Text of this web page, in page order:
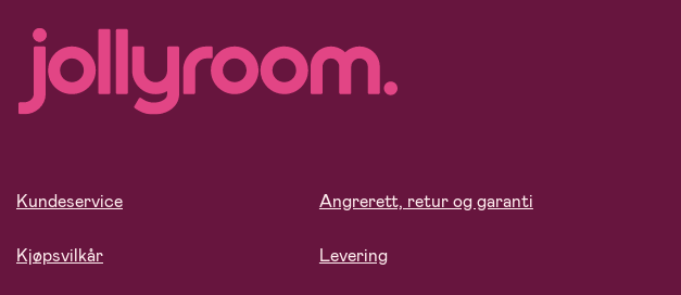
Kundeservice
Kjøpsvilkår
Angrerett, retur og garanti
Levering